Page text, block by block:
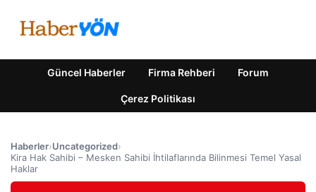
Güncel Haberler Firma Rehberi Forum
Çerez Politikası
Haberler›Uncategorized›
Kira Hak Sahibi – Mesken Sahibi İhtilaflarında Bilinmesi Temel Yasal
Haklar